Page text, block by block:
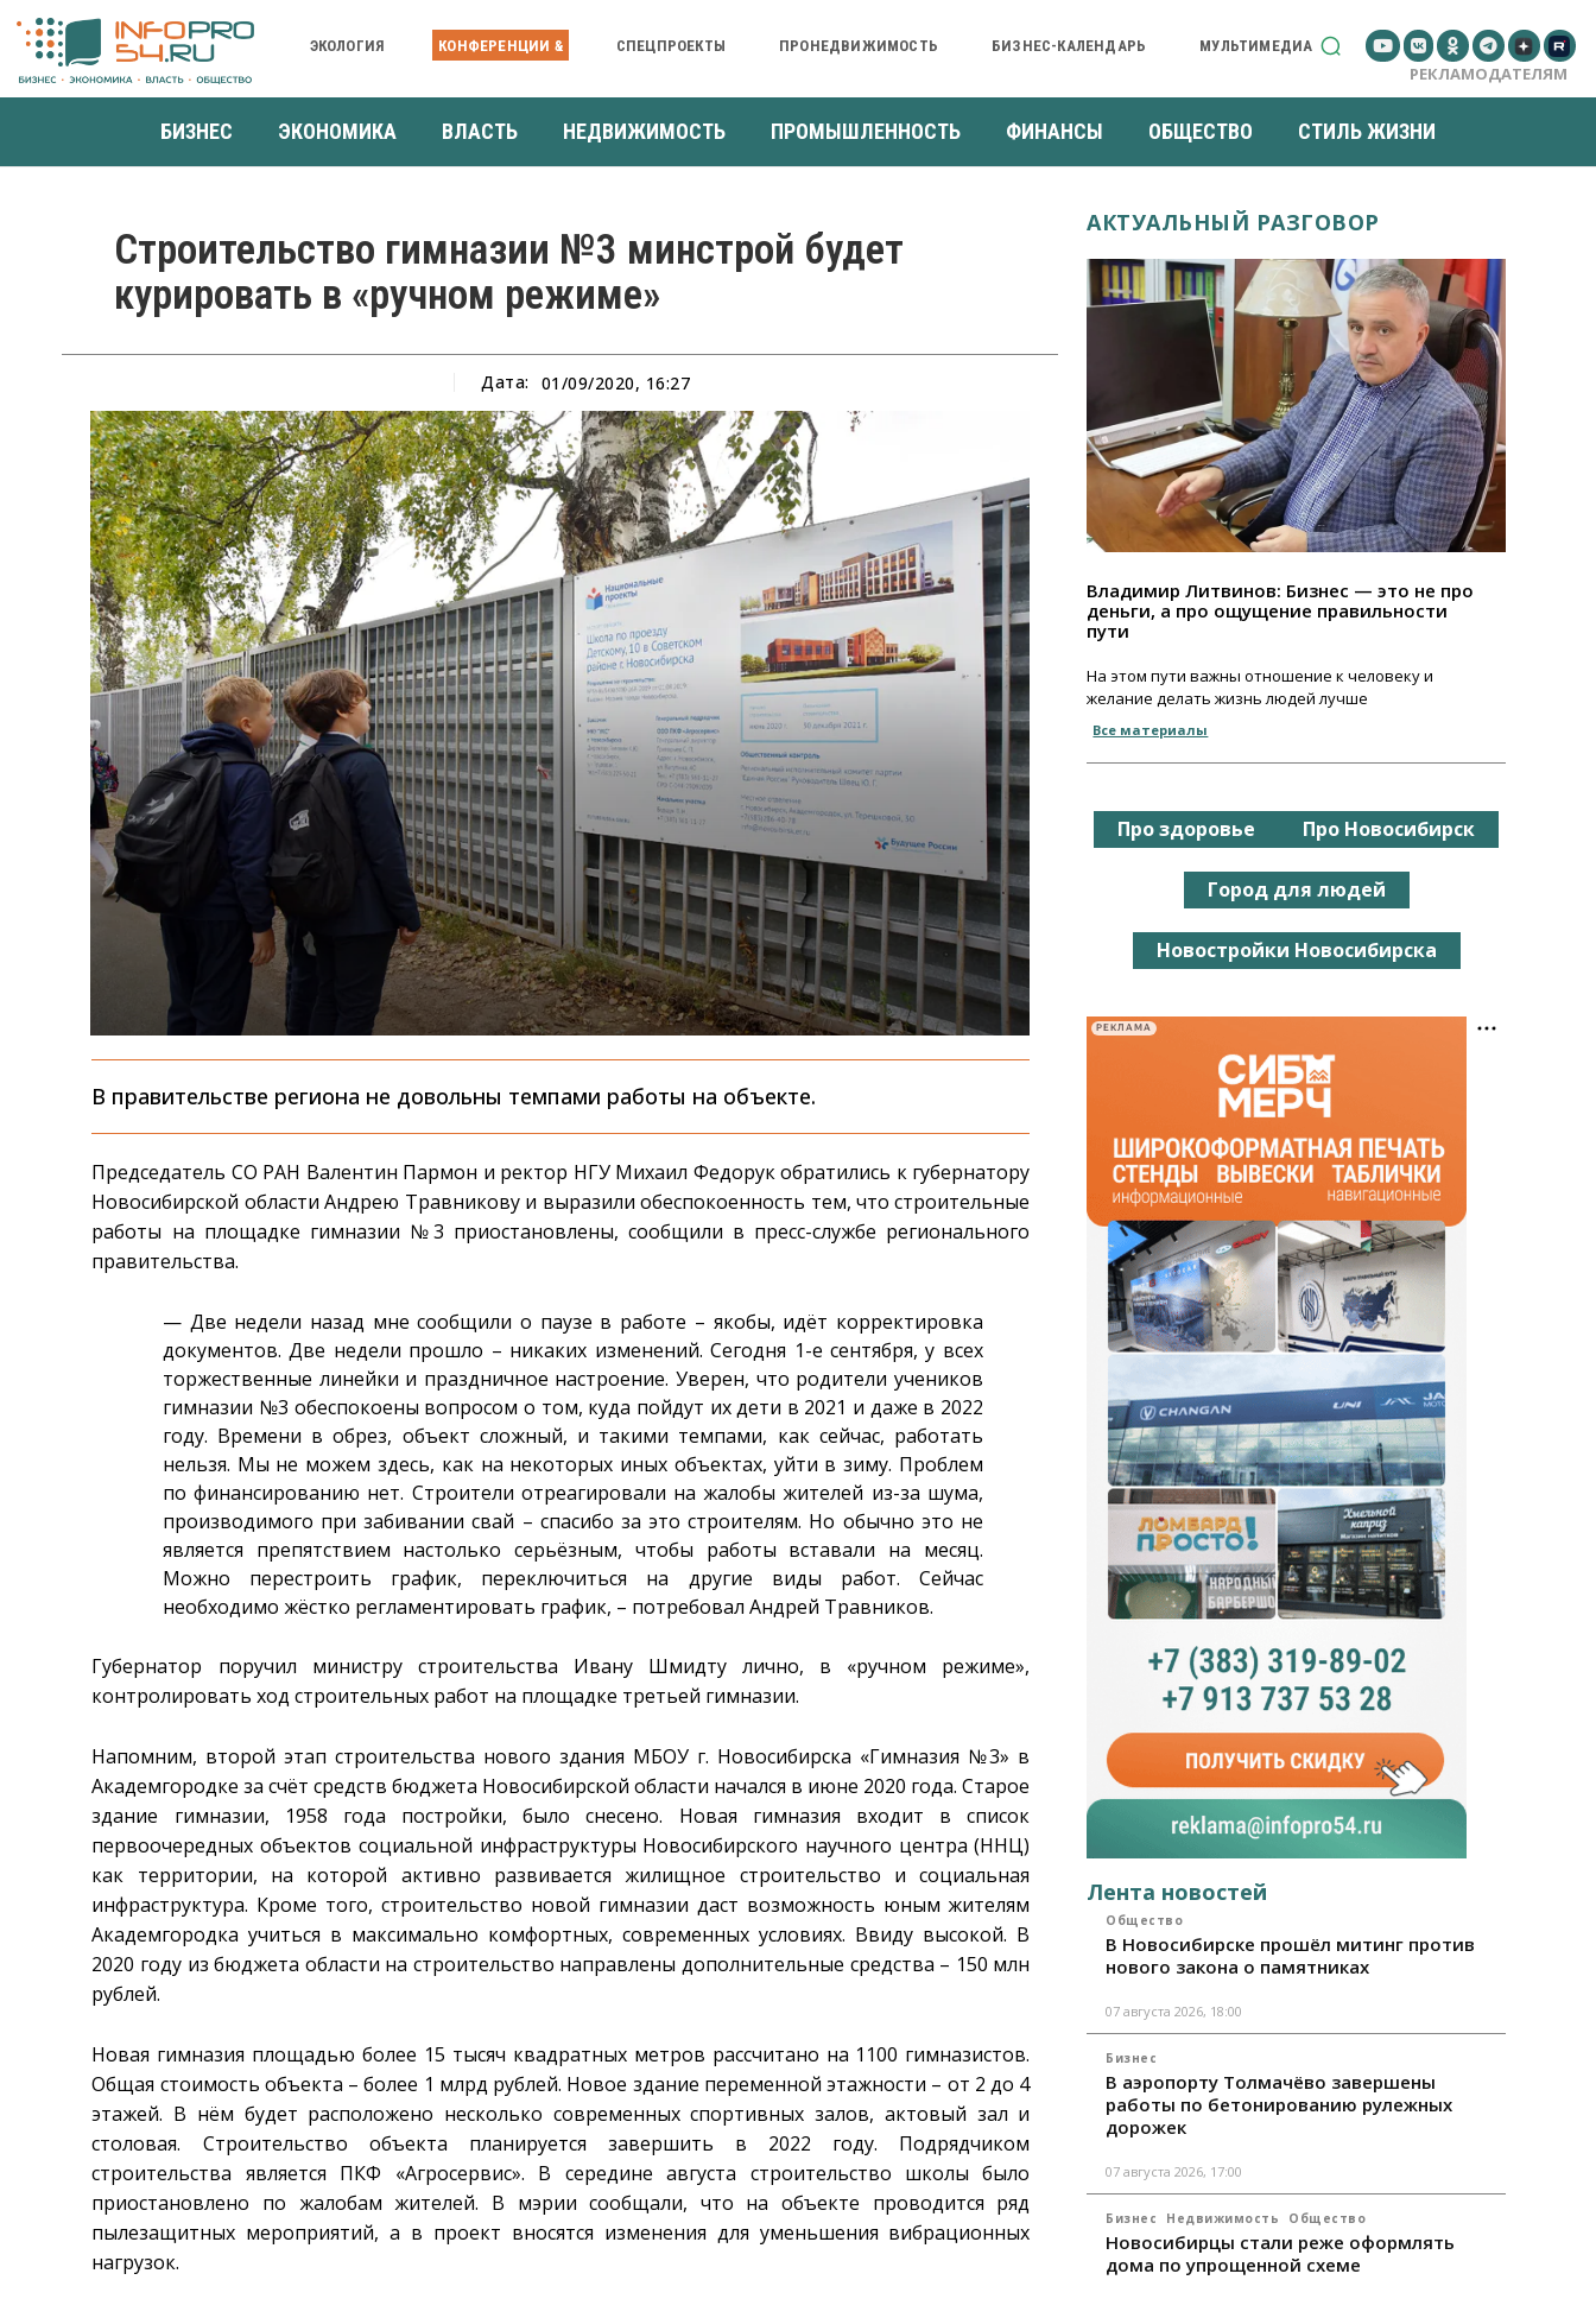
ЭКОЛОГИЯ КОНФЕРЕНЦИИ & СПЕЦПРОЕКТЫ ПРОНЕДВИЖИМОСТЬ БИЗНЕС-КАЛЕНДАРЬ МУЛЬТИМЕДИА
РЕКЛАМОДАТЕЛЯМ
БИЗНЕС ЭКОНОМИКА ВЛАСТЬ НЕДВИЖИМОСТЬ ПРОМЫШЛЕННОСТЬ ФИНАНСЫ ОБЩЕСТВО СТИЛЬ ЖИЗНИ
Строительство гимназии №3 минстрой будет
курировать в «ручном режиме»
Дата: 01/09/2020, 16:27
В правительстве региона не довольны темпами работы на объекте.
Председатель СО РАН Валентин Пармон и ректор НГУ Михаил Федорук обратились к губернатору
Новосибирской области Андрею Травникову и выразили обеспокоенность тем, что строительные
работы на площадке гимназии №3 приостановлены, сообщили в пресс-службе регионального
правительства.
— Две недели назад мне сообщили о паузе в работе – якобы, идёт корректировка
документов. Две недели прошло – никаких изменений. Сегодня 1-е сентября, у всех
торжественные линейки и праздничное настроение. Уверен, что родители учеников
гимназии №3 обеспокоены вопросом о том, куда пойдут их дети в 2021 и даже в 2022
году. Времени в обрез, объект сложный, и такими темпами, как сейчас, работать
нельзя. Мы не можем здесь, как на некоторых иных объектах, уйти в зиму. Проблем
по финансированию нет. Строители отреагировали на жалобы жителей из-за шума,
производимого при забивании свай – спасибо за это строителям. Но обычно это не
является препятствием настолько серьёзным, чтобы работы вставали на месяц.
Можно перестроить график, переключиться на другие виды работ. Сейчас
необходимо жёстко регламентировать график, – потребовал Андрей Травников.
Губернатор поручил министру строительства Ивану Шмидту лично, в «ручном режиме»,
контролировать ход строительных работ на площадке третьей гимназии.
Напомним, второй этап строительства нового здания МБОУ г. Новосибирска «Гимназия №3» в
Академгородке за счёт средств бюджета Новосибирской области начался в июне 2020 года. Старое
здание гимназии, 1958 года постройки, было снесено. Новая гимназия входит в список
первоочередных объектов социальной инфраструктуры Новосибирского научного центра (ННЦ)
как территории, на которой активно развивается жилищное строительство и социальная
инфраструктура. Кроме того, строительство новой гимназии даст возможность юным жителям
Академгородка учиться в максимально комфортных, современных условиях. Ввиду высокой. В
2020 году из бюджета области на строительство направлены дополнительные средства – 150 млн
рублей.
Новая гимназия площадью более 15 тысяч квадратных метров рассчитано на 1100 гимназистов.
Общая стоимость объекта – более 1 млрд рублей. Новое здание переменной этажности – от 2 до 4
этажей. В нём будет расположено несколько современных спортивных залов, актовый зал и
столовая. Строительство объекта планируется завершить в 2022 году. Подрядчиком
строительства является ПКФ «Агросервис». В середине августа строительство школы было
приостановлено по жалобам жителей. В мэрии сообщали, что на объекте проводится ряд
пылезащитных мероприятий, а в проект вносятся изменения для уменьшения вибрационных
нагрузок.
АКТУАЛЬНЫЙ РАЗГОВОР
Владимир Литвинов: Бизнес — это не про
деньги, а про ощущение правильности
пути
На этом пути важны отношение к человеку и
желание делать жизнь людей лучше
Все материалы
Про здоровье Про Новосибирск
Город для людей
Новостройки Новосибирска
РЕКЛАМА
Лента новостей
Общество
В Новосибирске прошёл митинг против
нового закона о памятниках
07 августа 2026, 18:00
Бизнес
В аэропорту Толмачёво завершены
работы по бетонированию рулежных
дорожек
07 августа 2026, 17:00
Бизнес Недвижимость Общество
Новосибирцы стали реже оформлять
дома по упрощенной схеме